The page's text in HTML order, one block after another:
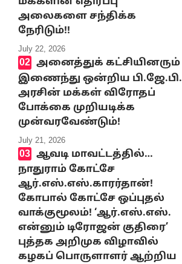
அலைகளை சந்திக்க
நேரிடும்!!
July 22, 2026
அனைத்துக் கட்சியினரும்
இணைந்து ஒன்றிய பி.ஜே.பி.
அரசின் மக்கள் விரோதப்
போக்கை முறியடிக்க
முன்வரவேண்டும்!
July 21, 2026
ஆவடி மாவட்டத்தில்…
நாதுராம் கோட்சே
ஆர்.எஸ்.எஸ்.காரர்தான்!
கோபால் கோட்சே ஒப்புதல்
வாக்குமூலம்! ‘ஆர்.எஸ்.எஸ்.
என்னும் டிரோஜன் குதிரை’
புத்தக அறிமுக விழாவில்
கழகப் பொருளாளர் ஆற்றிய